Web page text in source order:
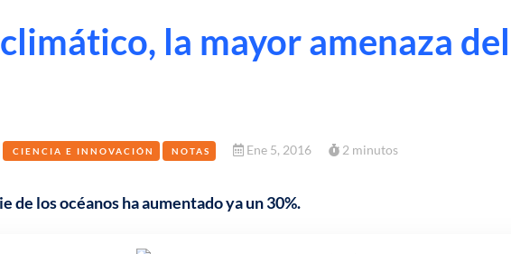
la mayor amenaza del
CIENCIA E INNOVACIÓN NOTAS Ene 5, 2016 2 minutos
de los océanos ha aumentado ya un 30%.